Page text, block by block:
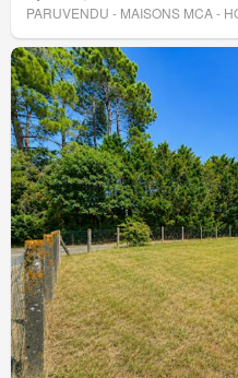
PARUVENDU - MAISONS MCA -